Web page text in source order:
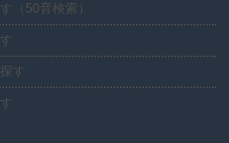
（50音検索）
す